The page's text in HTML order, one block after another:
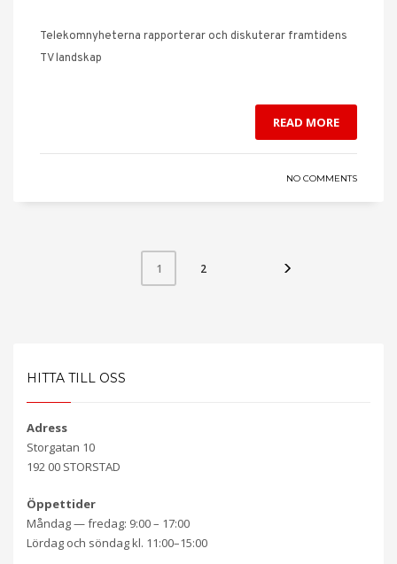
Telekomnyheterna rapporterar och diskuterar framtidens
TV landskap
READ MORE
NO COMMENTS
1 2
HITTA TILL OSS
Adress
Storgatan 10
192 00 STORSTAD
Öppettider
Måndag — fredag: 9:00 – 17:00
Lördag och söndag kl. 11:00–15:00